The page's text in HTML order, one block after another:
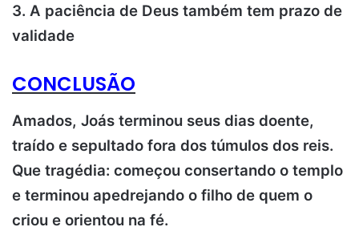
3. A paciência de Deus também tem prazo de
validade
CONCLUSÃO
Amados, Joás terminou seus dias doente,
traído e sepultado fora dos túmulos dos reis.
Que tragédia: começou consertando o templo
e terminou apedrejando o filho de quem o
criou e orientou na fé.